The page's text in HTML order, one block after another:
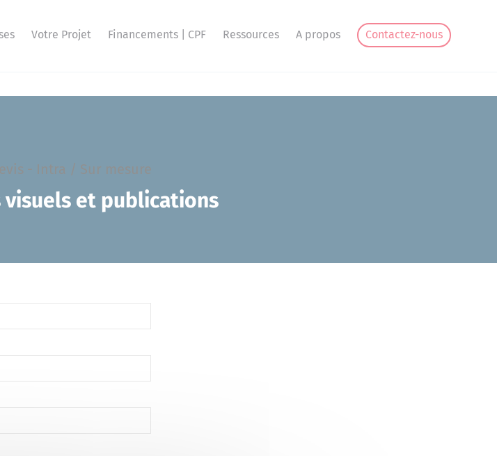
Votre Projet Financements | CPF Ressources A propos Contactez-nous
- Intra / Sur mesure
visuels et publications